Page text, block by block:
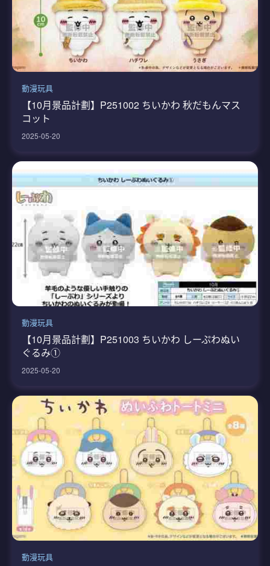
動漫玩具
【10月景品計劃】P251002 ちいかわ 秋だもんマス
コット
2025-05-20
動漫玩具
【10月景品計劃】P251003 ちいかわ しーぷわぬい
ぐるみ①
2025-05-20
動漫玩具